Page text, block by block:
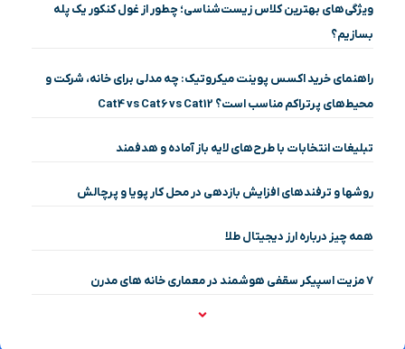
ویژگی‌های بهترین کلاس زیست‌شناسی؛ چطور از غول کنکور یک پله
بسازیم؟
راهنمای خرید اکسس پوینت میکروتیک: چه مدلی برای خانه، شرکت و
محیط‌های پرتراکم مناسب است؟ Cat4 vs Cat6 vs Cat12
تبلیغات انتخابات با طرح‌های لایه باز آماده و هدفمند
روشها و ترفندهای افزایش بازدهی در محل کار پویا و پرچالش
همه چیز درباره ارز دیجیتال طلا
۷ مزیت اسپیکر سقفی هوشمند در معماری خانه‌ های مدرن